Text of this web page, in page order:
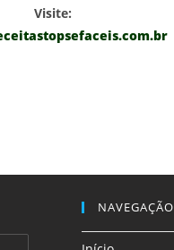
Visite:
NAVEGAÇÃO